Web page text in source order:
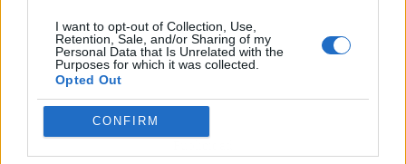
I want to opt-out of Collection, Use,
Retention, Sale, and/or Sharing of my
Personal Data that Is Unrelated with the
Purposes for which it was collected.
Opted Out
CONFIRM